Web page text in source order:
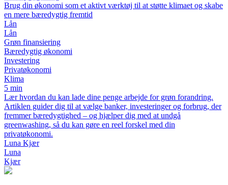
Brug din økonomi som et aktivt værktøj til at støtte klimaet og skabe
en mere bæredygtig fremtid
Lån
Lån
Grøn finansiering
Bæredygtig økonomi
Investering
Privatøkonomi
Klima
5 min
Lær hvordan du kan lade dine penge arbejde for grøn forandring.
Artiklen guider dig til at vælge banker, investeringer og forbrug, der
fremmer bæredygtighed – og hjælper dig med at undgå
greenwashing, så du kan gøre en reel forskel med din
privatøkonomi.
Luna Kjær
Luna
Kjær